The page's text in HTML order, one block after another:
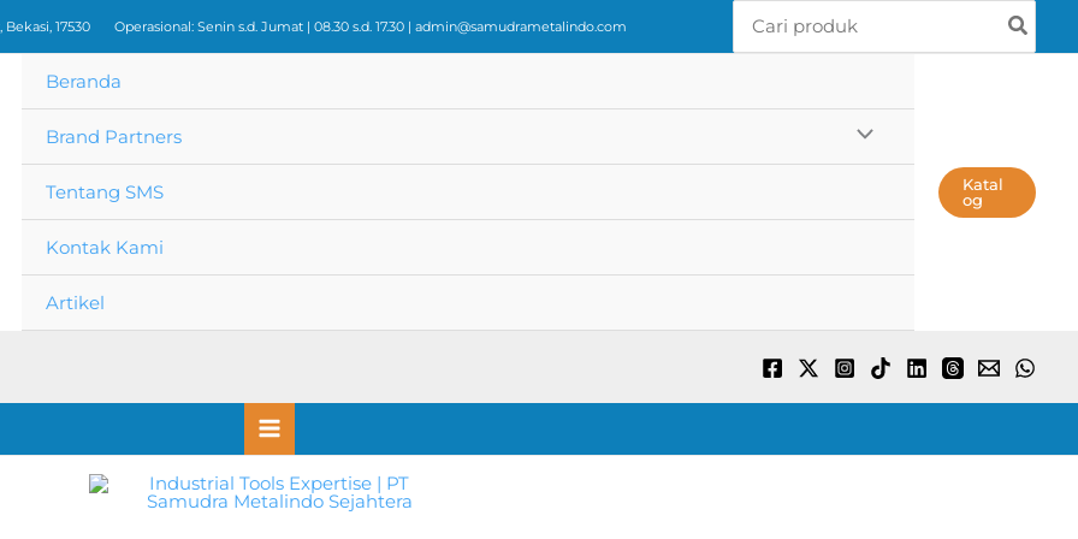
17530 Operasional: Senin s.d. Jumat | 08.30 s.d. 17.30 | admin@samudrametalindo.com
for:
Beranda
Brand Partners
Tentang SMS
Kontak Kami
Artikel
Katal
Og